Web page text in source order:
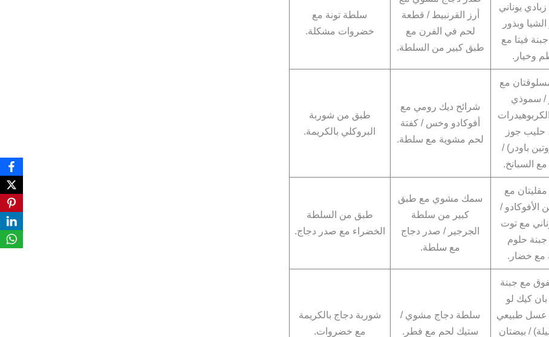
زبادي يوناني
وبذور
جبنة فيتا مع
وخيار.
أرز القرنبيط / قطعة
لحم في الفرن مع
طبق كبير من السلطة.
سلطة تونة مع
خضروات مشكلة.
مع
/ سموذي
حليب جوز
باودر) /
السبانخ.
شرائح ديك رومي مع
أفوكادو وخس / كفتة
لحم مشوية مع سلطة.
طبق من شوربة
البروكلي بالكريمة.
مع
الأفوكادو /
مع توت
جبنة حلوم
مع خضار.
سمك مشوي مع طبق
كبير من سلطة
الجرجير / صدر دجاج
مع سلطة.
طبق من السلطة
الخضراء مع صدر دجاج.
مع جبنة
كيك لو
عسل طبيعي
/ بيضتان
سلطة دجاج مشوي /
ستيك لحم مع فطر.
شوربة دجاج بالكريمة
مع خضروات.